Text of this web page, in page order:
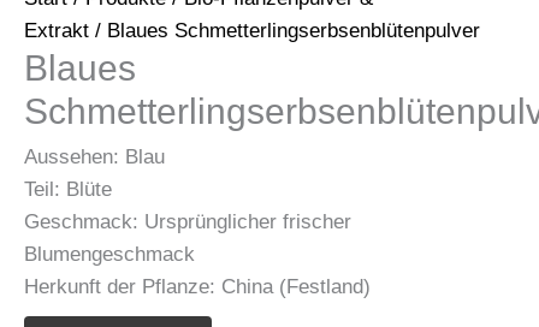
Extrakt / Blaues Schmetterlingserbsenblütenpulver
Blaues
Aussehen: Blau
Teil: Blüte
Geschmack: Ursprünglicher frischer
Blumengeschmack
Herkunft der Pflanze: China (Festland)